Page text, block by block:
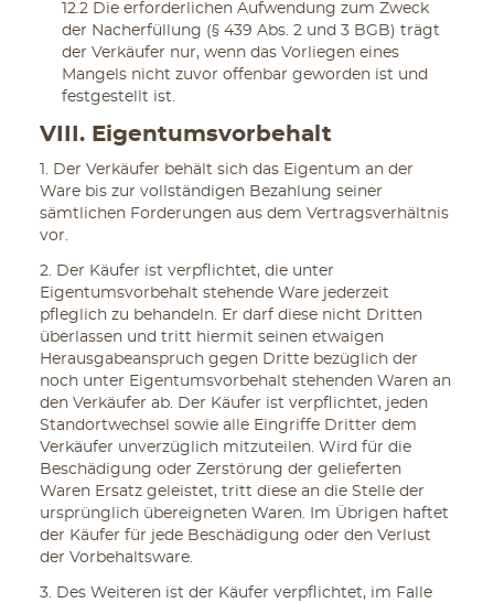
12.2 Die erforderlichen Aufwendung zum Zweck
der Nacherfüllung (§ 439 Abs. 2 und 3 BGB) trägt
der Verkäufer nur, wenn das Vorliegen eines
Mangels nicht zuvor offenbar geworden ist und
festgestellt ist.
VIII. Eigentumsvorbehalt
1. Der Verkäufer behält sich das Eigentum an der
Ware bis zur vollständigen Bezahlung seiner
sämtlichen Forderungen aus dem Vertragsverhältnis
vor.
2. Der Käufer ist verpflichtet, die unter
Eigentumsvorbehalt stehende Ware jederzeit
pfleglich zu behandeln. Er darf diese nicht Dritten
überlassen und tritt hiermit seinen etwaigen
Herausgabeanspruch gegen Dritte bezüglich der
noch unter Eigentumsvorbehalt stehenden Waren an
den Verkäufer ab. Der Käufer ist verpflichtet, jeden
Standortwechsel sowie alle Eingriffe Dritter dem
Verkäufer unverzüglich mitzuteilen. Wird für die
Beschädigung oder Zerstörung der gelieferten
Waren Ersatz geleistet, tritt diese an die Stelle der
ursprünglich übereigneten Waren. Im Übrigen haftet
der Käufer für jede Beschädigung oder den Verlust
der Vorbehaltsware.
3. Des Weiteren ist der Käufer verpflichtet, im Falle